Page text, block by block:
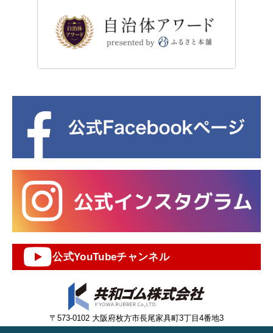
公式YouTubeチャンネル
〒573-0102 大阪府枚方市長尾家具町3丁目4番地3